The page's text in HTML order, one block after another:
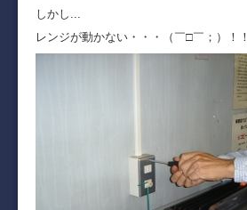
しかし...
レンジが動かない・・・（￣□￣；）！！